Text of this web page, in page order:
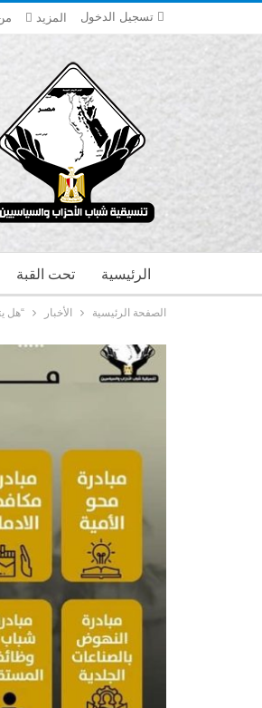
تسجيل الدخول المزيد
تحت القبة الرئيسية
الصفحة الرئيسية الأخبار “هل